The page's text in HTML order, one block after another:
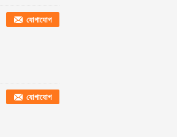
যোগাযোগ
যোগাযোগ